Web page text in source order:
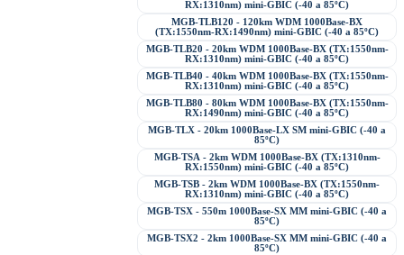
RX:1310nm) mini-GBIC (-40 a 85ºC)
MGB-TLB120 - 120km WDM 1000Base-BX
(TX:1550nm-RX:1490nm) mini-GBIC (-40 a 85ºC)
MGB-TLB20 - 20km WDM 1000Base-BX (TX:1550nm-
RX:1310nm) mini-GBIC (-40 a 85ºC)
MGB-TLB40 - 40km WDM 1000Base-BX (TX:1550nm-
RX:1310nm) mini-GBIC (-40 a 85ºC)
MGB-TLB80 - 80km WDM 1000Base-BX (TX:1550nm-
RX:1490nm) mini-GBIC (-40 a 85ºC)
MGB-TLX - 20km 1000Base-LX SM mini-GBIC (-40 a
85ºC)
MGB-TSA - 2km WDM 1000Base-BX (TX:1310nm-
RX:1550nm) mini-GBIC (-40 a 85ºC)
MGB-TSB - 2km WDM 1000Base-BX (TX:1550nm-
RX:1310nm) mini-GBIC (-40 a 85ºC)
MGB-TSX - 550m 1000Base-SX MM mini-GBIC (-40 a
85ºC)
MGB-TSX2 - 2km 1000Base-SX MM mini-GBIC (-40 a
85ºC)